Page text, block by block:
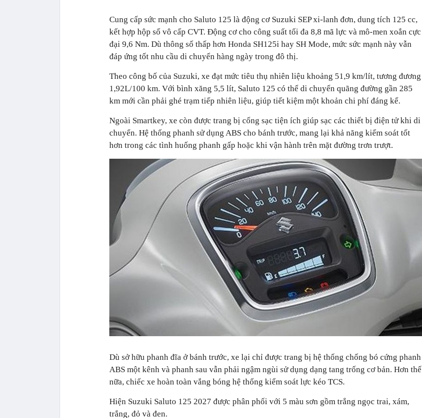
Cung cấp sức mạnh cho Saluto 125 là động cơ Suzuki SEP xi-lanh đơn, dung tích 125 cc,
kết hợp hộp số vô cấp CVT. Động cơ cho công suất tối đa 8,8 mã lực và mô-men xoắn cực
đại 9,6 Nm. Dù thông số thấp hơn Honda SH125i hay SH Mode, mức sức mạnh này vẫn
đáp ứng tốt nhu cầu di chuyển hàng ngày trong đô thị.
Theo công bố của Suzuki, xe đạt mức tiêu thụ nhiên liệu khoảng 51,9 km/lít, tương đương
1,92L/100 km. Với bình xăng 5,5 lít, Saluto 125 có thể di chuyển quãng đường gần 285
km mới cần phải ghé trạm tiếp nhiên liệu, giúp tiết kiệm một khoản chi phí đáng kể.
Ngoài Smartkey, xe còn được trang bị cổng sạc tiện ích giúp sạc các thiết bị điện tử khi di
chuyển. Hệ thống phanh sử dụng ABS cho bánh trước, mang lại khả năng kiểm soát tốt
hơn trong các tình huống phanh gấp hoặc khi vận hành trên mặt đường trơn trượt.
Dù sở hữu phanh đĩa ở bánh trước, xe lại chỉ được trang bị hệ thống chống bó cứng phanh
ABS một kênh và phanh sau vẫn phải ngậm ngùi sử dụng dạng tang trống cơ bản. Hơn thế
nữa, chiếc xe hoàn toàn vắng bóng hệ thống kiểm soát lực kéo TCS.
Hiện Suzuki Saluto 125 2027 được phân phối với 5 màu sơn gồm trắng ngọc trai, xám,
trắng, đỏ và đen.